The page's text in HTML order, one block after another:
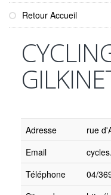
Retour Accueil
Adresse
rue
Email
Téléphone
04/